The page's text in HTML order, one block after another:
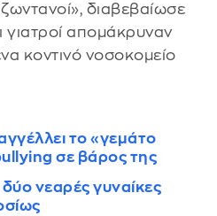
διαβεβαίωσε
απομάκρυναν
κοντινό νοσοκομείο
το «γεμάτο
σε βάρος της
νεαρές γυναίκες